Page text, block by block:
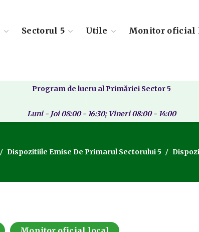
Sectorul 5 Utile Monitor oficial
Program de lucru al Primăriei Sector 5
Luni - Joi 08:00 - 16:30; Vineri 08:00 - 14:00
Dispozitiile Emise De Primarul Sectorului 5